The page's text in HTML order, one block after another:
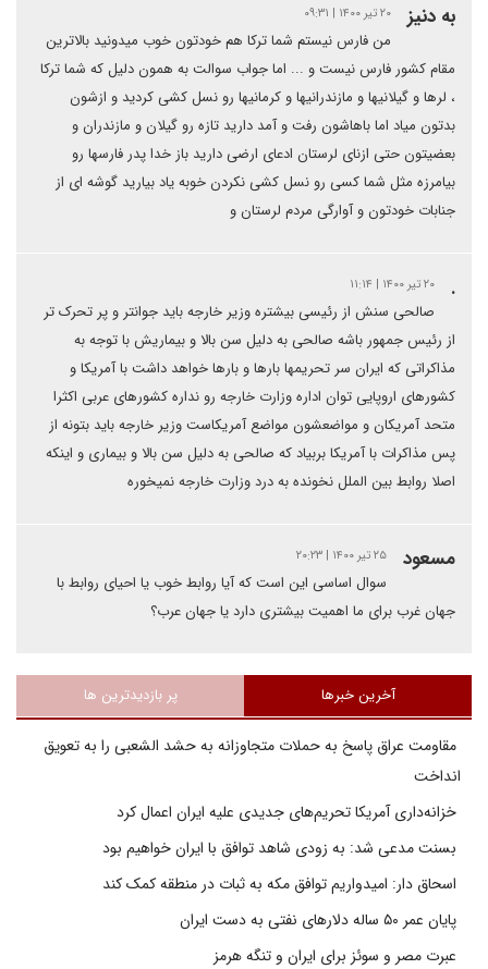
به دنیز ۲۰ تیر ۱۴۰۰ | ۰۹:۳۱
من فارس نیستم شما ترکا هم خودتون خوب میدونید بالاترین
مقام کشور فارس نیست و ... اما جواب سوالت به همون دلیل که شما ترکا
، لرها و گیلانیها و مازندرانیها و کرمانیها رو نسل کشی کردید و ازشون
بدتون میاد اما باهاشون رفت و آمد دارید تازه رو گیلان و مازندران و
بعضیتون حتی ازنای لرستان ادعای ارضی دارید باز خدا پدر فارسها رو
بیامرزه مثل شما کسی رو نسل کشی نکردن خوبه یاد بیارید گوشه ای از
جنابات خودتون و آوارگی مردم لرستان و
. ۲۰ تیر ۱۴۰۰ | ۱۱:۱۴
صالحی سنش از رئیسی بیشتره وزیر خارجه باید جوانتر و پر تحرک تر
از رئیس جمهور باشه صالحی به دلیل سن بالا و بیماریش با توجه به
مذاکراتی که ایران سر تحریمها بارها و بارها خواهد داشت با آمریکا و
کشورهای اروپایی توان اداره وزارت خارجه رو نداره کشورهای عربی اکثرا
متحد آمریکان و مواضعشون مواضع آمریکاست وزیر خارجه باید بتونه از
پس مذاکرات با آمریکا بربیاد که صالحی به دلیل سن بالا و بیماری و اینکه
اصلا روابط بین الملل نخونده به درد وزارت خارجه نمیخوره
مسعود ۲۵ تیر ۱۴۰۰ | ۲۰:۲۳
سوال اساسی این است که آیا روابط خوب یا احیای روابط با
جهان غرب برای ما اهمیت بیشتری دارد یا جهان عرب؟
آخرین خبرها پر بازدیدترین ها
مقاومت عراق پاسخ به حملات متجاوزانه به حشد الشعبی را به تعویق
انداخت
خزانه‌داری آمریکا تحریم‌های جدیدی علیه ایران اعمال کرد
بسنت مدعی شد: به زودی شاهد توافق با ایران خواهیم بود
اسحاق دار: امیدواریم توافق مکه به ثبات در منطقه کمک کند
پایان عمر ۵۰ ساله دلارهای نفتی به دست ایران
عبرت مصر و سوئز برای ایران و تنگه هرمز